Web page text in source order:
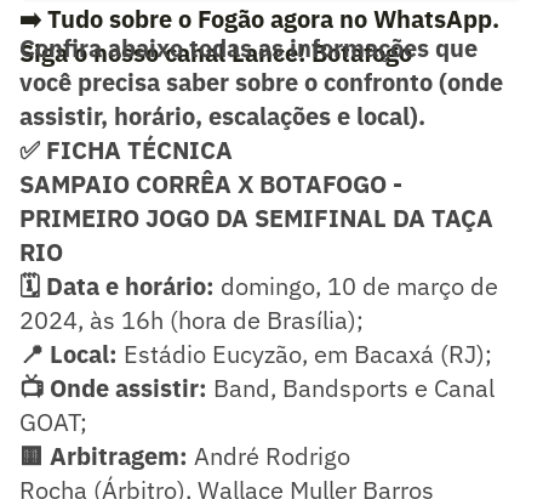
➡️ Tudo sobre o Fogão agora no WhatsApp.
Siga o nosso canal Lance! Botafogo
Confira abaixo todas as informações que
você precisa saber sobre o confronto (onde
assistir, horário, escalações e local).
✅ FICHA TÉCNICA
SAMPAIO CORRÊA X BOTAFOGO -
PRIMEIRO JOGO DA SEMIFINAL DA TAÇA
RIO
🗓️ Data e horário: domingo, 10 de março de
2024, às 16h (hora de Brasília);
📍 Local: Estádio Eucyzão, em Bacaxá (RJ);
📺 Onde assistir: Band, Bandsports e Canal
GOAT;
🟨 Arbitragem: André Rodrigo
Rocha (Árbitro), Wallace Muller Barros